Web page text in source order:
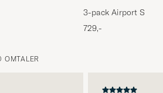
3-pack Airport
Melange
729,-
OMTALER